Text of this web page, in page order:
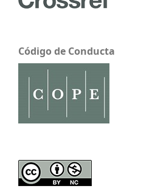
Código de Conducta